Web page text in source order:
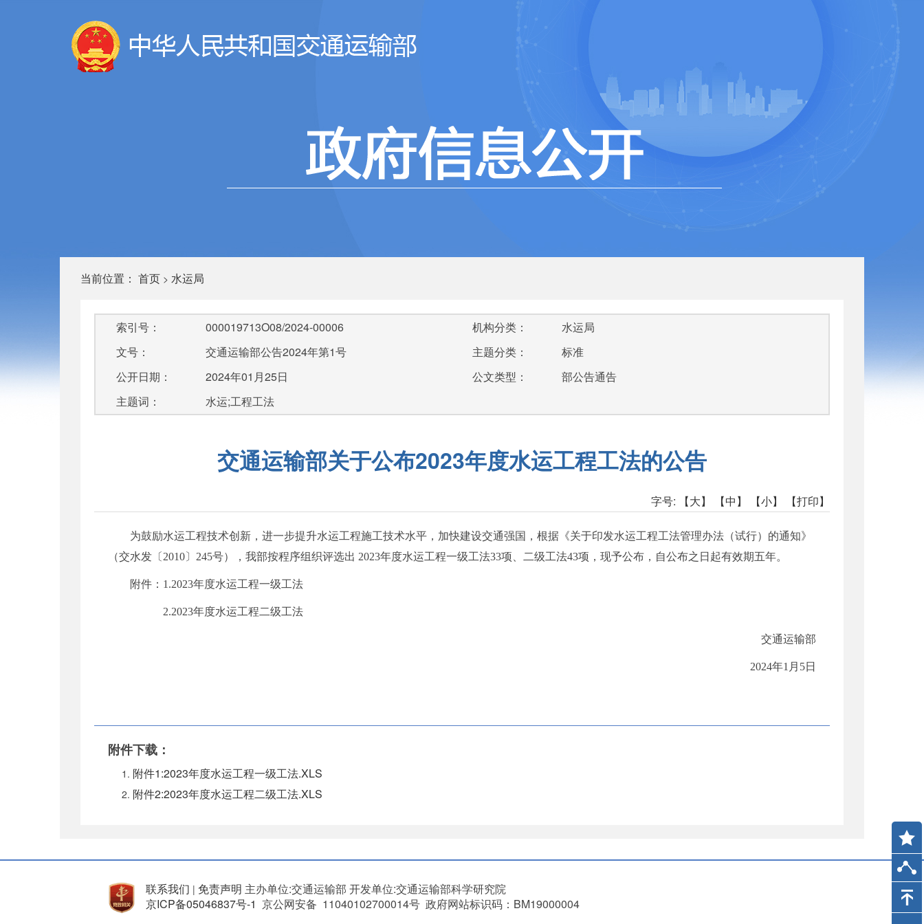
当前位置： 首页 > 水运局
索引号：
000019713O08/2024-00006
文号：
交通运输部公告2024年第1号
公开日期：
2024年01月25日
主题词：
水运;工程工法
机构分类：
水运局
主题分类：
标准
公文类型：
部公告通告
交通运输部关于公布2023年度水运工程工法的公告
字号: 【大】 【中】 【小】 【打印】
为鼓励水运工程技术创新，进一步提升水运工程施工技术水平，加快建设交通强国，根据《关于印发水运工程工法管理办法（试行）的通知》
（交水发〔 2010〕 245号），我部按程序组织评选出 2023年度水运工程一级工法33项、二级工法43项，现予公布，自公布之日起有效期五年。
附件： 1.2023年度水运工程一级工法
2.2023年度水运工程二级工法
交通运输部
2024年1 月 5日
附件下载：
附件1:2023年度水运工程一级工法.XLS
附件2:2023年度水运工程二级工法.XLS
联系我们 | 免责声明 主办单位:交通运输部 开发单位:交通运输部科学研究院
京ICP备05046837号-1 京公网安备 11040102700014号 政府网站标识码：BM19000004